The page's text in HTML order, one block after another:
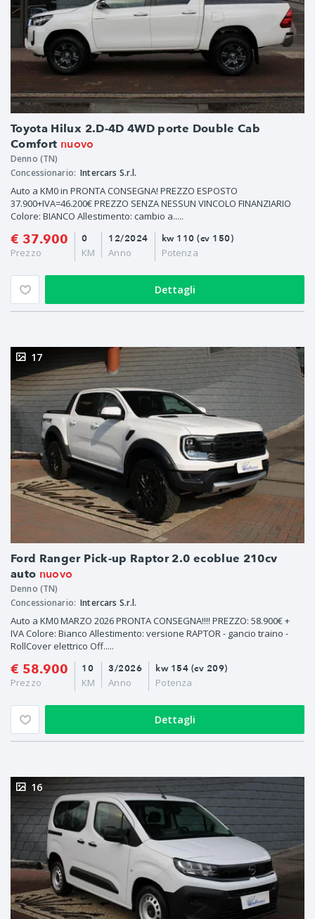
Toyota Hilux 2.D-4D 4WD porte Double Cab
Comfort nuovo
Denno (TN)
Concessionario: Intercars S.r.l.
Auto a KM0 in PRONTA CONSEGNA! PREZZO ESPOSTO
37.900+IVA=46.200€ PREZZO SENZA NESSUN VINCOLO FINANZIARIO
Colore: BIANCO Allestimento: cambio a.....
€ 37.900
Prezzo
12/2024
Anno
0
KM
kw 110 (cv 150)
Potenza
Dettagli
Ford Ranger Pick-up Raptor 2.0 ecoblue 210cv
auto nuovo
17
Denno (TN)
Concessionario: Intercars S.r.l.
Auto a KM0 MARZO 2026 PRONTA CONSEGNA!!!! PREZZO: 58.900€ +
IVA Colore: Bianco Allestimento: versione RAPTOR - gancio traino -
RollCover elettrico Off.....
€ 58.900
Prezzo
3/2026
Anno
10
KM
kw 154 (cv 209)
Potenza
Dettagli
16